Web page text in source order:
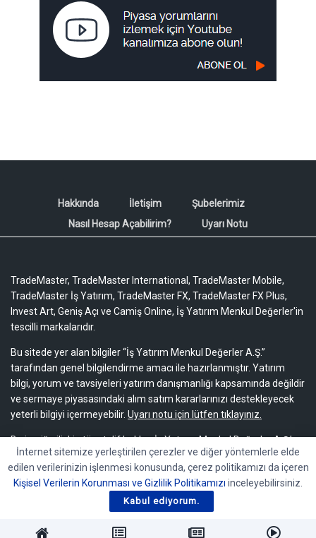
Hakkında İletişim
Şubelerimiz
Nasıl Hesap Açabilirim?
Uyarı Notu
TradeMaster, TradeMaster International, TradeMaster Mobile,
TradeMaster İş Yatırım, TradeMaster FX, TradeMaster FX Plus,
Invest Art, Geniş Açı ve Camiş Online, İş Yatırım Menkul Değerler'in
tescilli markalarıdır.
Bu sitede yer alan bilgiler “İş Yatırım Menkul Değerler A.Ş.”
tarafından genel bilgilendirme amacı ile hazırlanmıştır. Yatırım
bilgi, yorum ve tavsiyeleri yatırım danışmanlığı kapsamında değildir
ve sermaye piyasasındaki alım satım kararlarınızı destekleyecek
yeterli bilgiyi içermeyebilir. Uyarı notu için lütfen tıklayınız.
Bu içeriğe ilişkin tüm telif hakları İş Yatırım Menkul Değerler A.Ş.’ye
aittir. Bu içerik, açık iznimiz olmaksızın başkaları tarafından
herhangi bir amaçla, kısmen veya tamamen çoğaltılamaz,
dağıtılamaz, yayımlanamaz veya değiştirilemez.
İnternet sitemize yerleştirilen çerezler ve diğer yöntemlerle elde
edilen verilerinizin işlenmesi konusunda, çerez politikamızı da içeren
Kişisel Verilerin Korunması ve Gizlilik Politikamızı inceleyebilirsiniz.
Kabul ediyorum.